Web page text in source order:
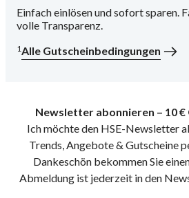
Einfach einlösen und sofort sparen.
volle Transparenz.
1Alle Gutscheinbedingungen
Newsletter abonnieren – 10
Ich möchte den HSE-Newsletter
Trends, Angebote & Gutscheine
Dankeschön bekommen Sie
Abmeldung ist jederzeit in den